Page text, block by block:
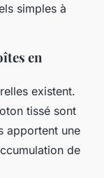
simples à
en
existent.
tissé sont
apportent une
de